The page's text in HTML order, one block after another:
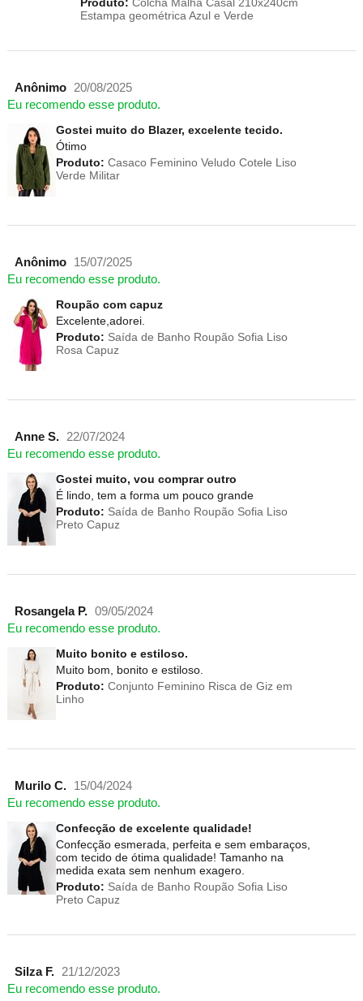
Produto: Colcha Malha Casal 210x240cm
Estampa geométrica Azul e Verde
Anônimo
20/08/2025
Eu recomendo esse produto.
Gostei muito do Blazer, excelente tecido.
Ótimo
Produto: Casaco Feminino Veludo Cotele Liso
Verde Militar
Anônimo
15/07/2025
Eu recomendo esse produto.
Roupão com capuz
Excelente,adorei.
Produto: Saída de Banho Roupão Sofia Liso
Rosa Capuz
Anne S.
22/07/2024
Eu recomendo esse produto.
Gostei muito, vou comprar outro
É lindo, tem a forma um pouco grande
Produto: Saída de Banho Roupão Sofia Liso
Preto Capuz
Rosangela P. 09/05/2024
Eu recomendo esse produto.
Muito bonito e estiloso.
Muito bom, bonito e estiloso.
Produto: Conjunto Feminino Risca de Giz em
Linho
Murilo C.
15/04/2024
Eu recomendo esse produto.
Confecção de excelente qualidade!
Confecção esmerada, perfeita e sem embaraços,
com tecido de ótima qualidade! Tamanho na
medida exata sem nenhum exagero.
Produto: Saída de Banho Roupão Sofia Liso
Preto Capuz
Silza F.
21/12/2023
Eu recomendo esse produto.